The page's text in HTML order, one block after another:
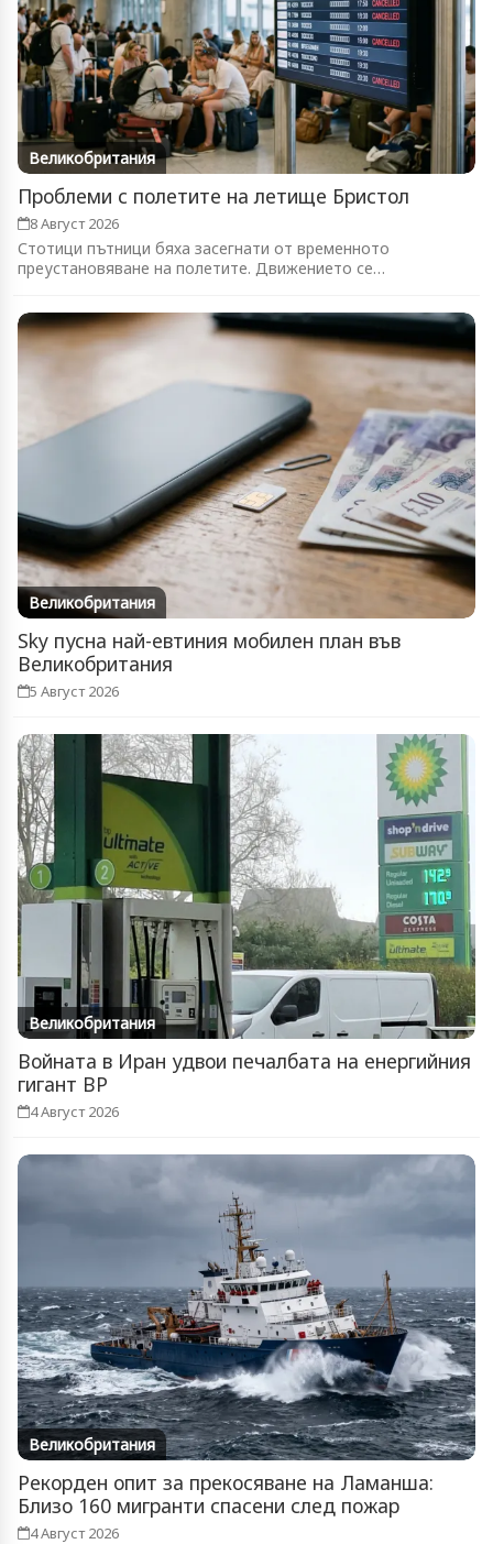
Великобритания
Проблеми с полетите на летище Бристол
8 Август 2026
Стотици пътници бяха засегнати от временното
преустановяване на полетите. Движението се
Великобритания
Sky пусна най-евтиния мобилен план във
Великобритания
5 Август 2026
Великобритания
Войната в Иран удвои печалбата на енергийния
гигант BP
4 Август 2026
Великобритания
Рекорден опит за прекосяване на Ламанша:
Близо 160 мигранти спасени след пожар
4 Август 2026